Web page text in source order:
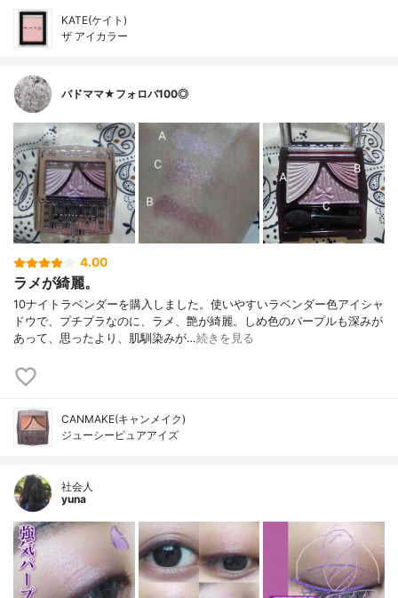
KATE(ケイト)
ザ アイカラー
バドママ★フォロバ100◎
4.00
ラメが綺麗。
10ナイトラベンダーを購入しました。使いやすいラベンダー色アイシャ
ドウで、プチプラなのに、ラメ、艶が綺麗。しめ色のパープルも深みが
あって、思ったより、肌馴染みが…続きを見る
CANMAKE(キャンメイク)
ジューシーピュアアイズ
社会人
yuna